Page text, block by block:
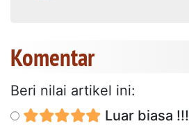
Komentar
Beri nilai artikel ini:
Luar biasa !!!